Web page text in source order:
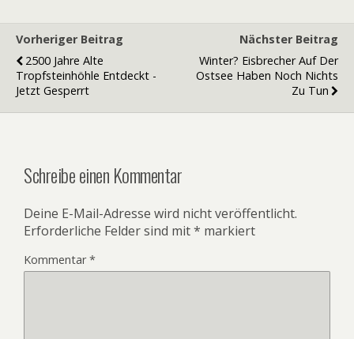
Vorheriger Beitrag
2500 Jahre Alte
Tropfsteinhöhle Entdeckt -
Jetzt Gesperrt
Nächster Beitrag
Winter? Eisbrecher Auf Der
Ostsee Haben Noch Nichts
Zu Tun
Schreibe einen Kommentar
Deine E-Mail-Adresse wird nicht veröffentlicht.
Erforderliche Felder sind mit* markiert
Kommentar*